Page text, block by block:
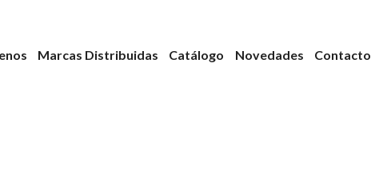
Marcas Distribuidas Catálogo Novedades Contacto